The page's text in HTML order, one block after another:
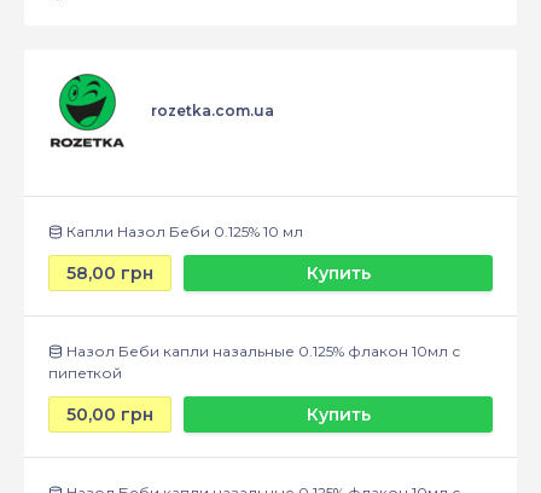
rozetka.com.ua
Капли Назол Беби 0.125% 10 мл
58,00 грн Купить
Назол Беби капли назальные 0.125% флакон 10мл с
пипеткой
50,00 грн Купить